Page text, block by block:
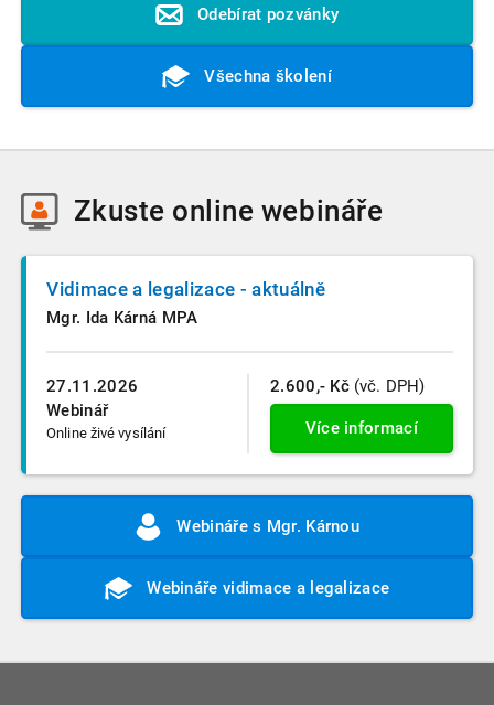
Odebírat pozvánky
Všechna školení
Zkuste online webináře
27.11.2026
Webinář
Online živé vysílání
Vidimace a legalizace - aktuálně
Mgr. Ida Kárná MPA
2.600,- Kč (vč. DPH)
Více informací
Webináře s Mgr. Kárnou
Webináře vidimace a legalizace